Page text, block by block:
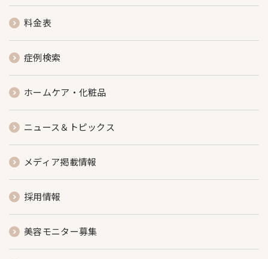
料金表
症例検索
ホームケア・化粧品
ニュース＆トピックス
メディア掲載情報
採用情報
美容モニター募集